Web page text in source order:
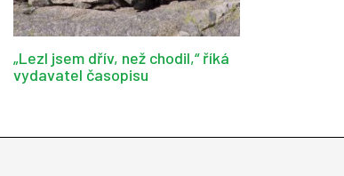
„Lezl jsem dřív, než chodil,“ říká
vydavatel časopisu